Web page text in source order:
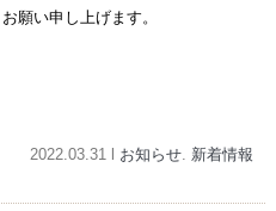
願い申し上げます。
2022.03.31 l お知らせ. 新着情報